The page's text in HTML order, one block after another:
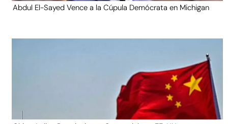
Abdul El-Sayed Vence a la Cúpula Demócrata en Michigan